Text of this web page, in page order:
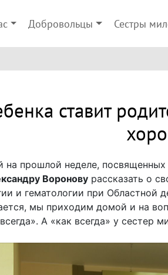
Добровольцы Сестры
ставит
на прошлой неделе,
Вороновурассказать о
и гематологии при
мы приходим домой и на
А «как всегда» у сестер